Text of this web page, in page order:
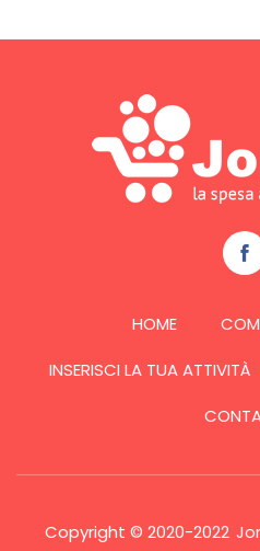
HOME
INSERISCI LA TUA ATTIVITÀ
Copyright © 2020-2022